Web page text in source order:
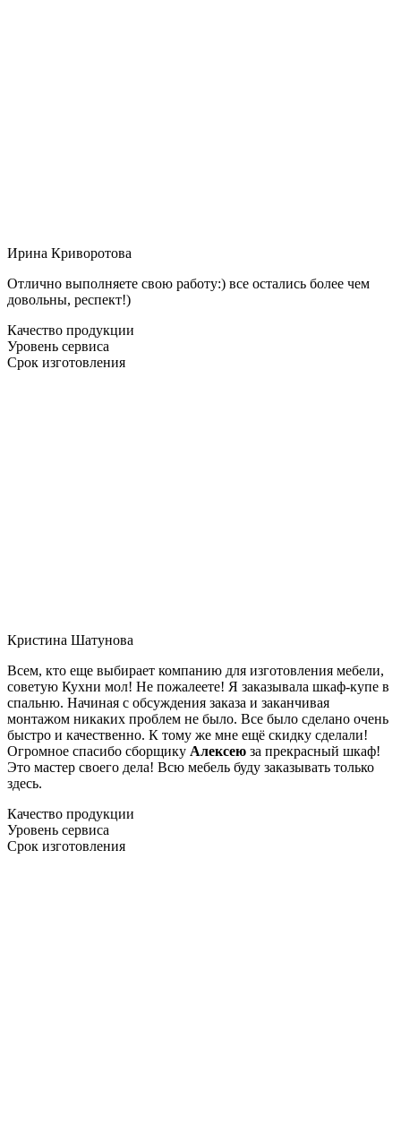
Ирина Криворотова
Отлично выполняете свою работу:) все остались более чем
довольны, респект!)
Качество продукции
Уровень сервиса
Срок изготовления
Кристина Шатунова
Всем, кто еще выбирает компанию для изготовления мебели,
советую Кухни мол! Не пожалеете! Я заказывала шкаф-купе в
спальню. Начиная с обсуждения заказа и заканчивая
монтажом никаких проблем не было. Все было сделано очень
быстро и качественно. К тому же мне ещё скидку сделали!
Огромное спасибо сборщику Алексею за прекрасный шкаф!
Это мастер своего дела! Всю мебель буду заказывать только
здесь.
Качество продукции
Уровень сервиса
Срок изготовления